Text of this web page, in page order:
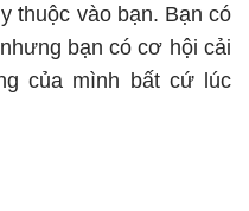
thuộc vào bạn. Bạn có
bạn có cơ hội cải
của mình bất cứ lúc